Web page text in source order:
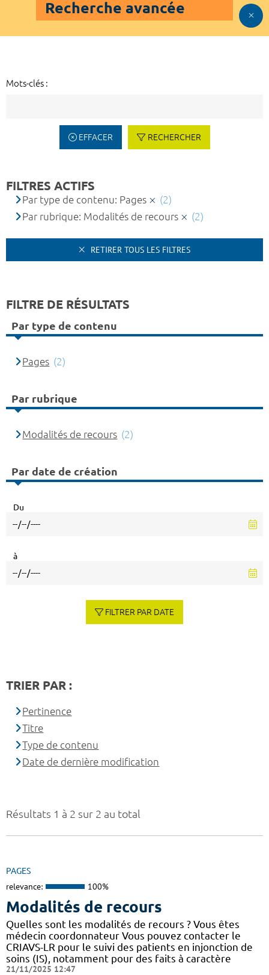
Recherche avancée
Mots-clés :
EFFACER RECHERCHER
Résultats 1 à 2 sur 2 au total
PAGES
relevance: 100%
Modalités de recours
Quelles sont les modalités de recours ? Vous êtes
médecin coordonnateur Vous pouvez contacter le
CRIAVS-LR pour le suivi des patients en injonction de
soins (IS), notamment pour des faits à caractère
21/11/2025 12:47
FILTRES ACTIFS
Par type de contenu: Pages
(2)
Par rubrique: Modalités de recours
(2)
RETIRER TOUS LES FILTRES
FILTRE DE RÉSULTATS
Par type de contenu
Pages (2)
Par rubrique
Modalités de recours (2)
Par date de création
Du
à
FILTRER PAR DATE
TRIER PAR :
Pertinence
Titre
Type de contenu
Date de dernière modification